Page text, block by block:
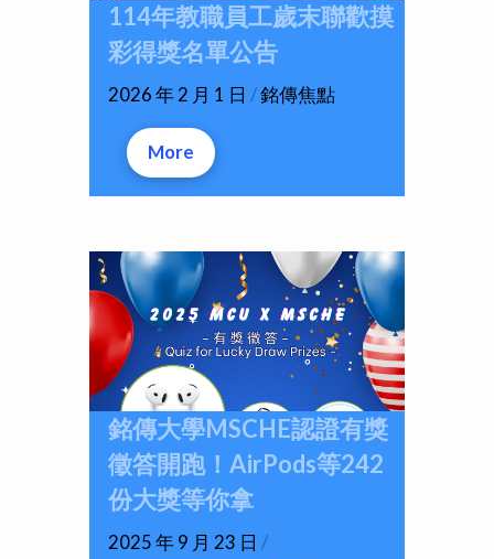
114年教職員工歲末聯歡摸
彩得獎名單公告
2026 年 2 月 1 日 /銘傳焦點
More
銘傳大學MSCHE認證有獎
徵答開跑！AirPods等242
份大獎等你拿
2025 年 9 月 23 日 /